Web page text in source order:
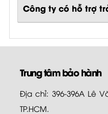
Công ty có hỗ trợ
Trung tâm bảo hành
Địa chỉ: 396-396A Lê
TP.HCM.